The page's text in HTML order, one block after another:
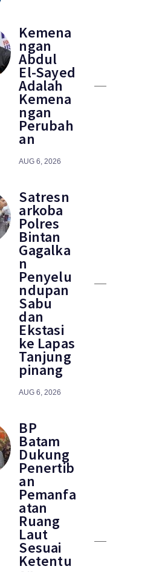
Kemena
ngan
Abdul
El-Sayed
Adalah
Kemena
ngan
Perubah
an
AUG 6, 2026
Satresn
arkoba
Polres
Bintan
Gagalka
n
Penyelu
ndupan
Sabu
dan
Ekstasi
ke Lapas
Tanjung
pinang
AUG 6, 2026
BP
Batam
Dukung
Penertib
an
Pemanfa
atan
Ruang
Laut
Sesuai
Ketentu